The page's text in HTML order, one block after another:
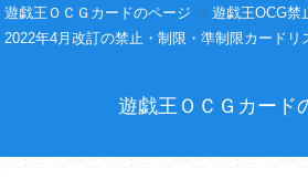
遊戯王ＯＣＧカードのページ
遊戯王OCG禁
2022年4月改訂の禁止・制限・準制限カードリ
遊戯王ＯＣＧカード